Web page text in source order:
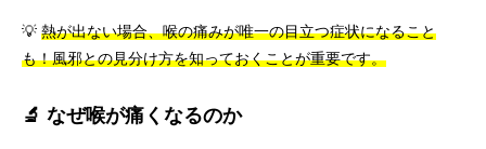
💡 熱が出ない場合、喉の痛みが唯一の目立つ症状になること
も！風邪との見分け方を知っておくことが重要です。
🔬 なぜ喉が痛くなるのか